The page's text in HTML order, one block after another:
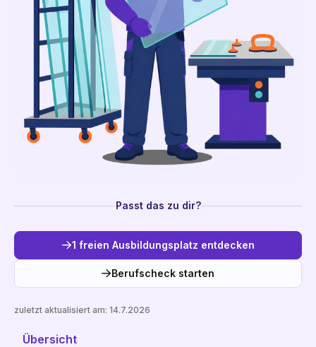
Passt das zu dir?
1 freien Ausbildungsplatz entdecken
Berufscheck starten
Übersicht
zuletzt aktualisiert am: 14.7.2026